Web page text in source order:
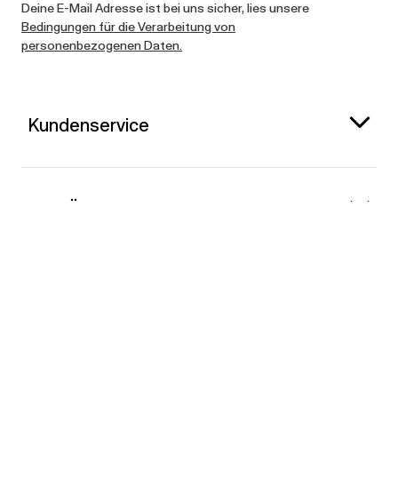
Deine E-Mail Adresse ist bei uns sicher, lies unsere
Bedingungen für die Verarbeitung von
personenbezogenen Daten.
Kundenservice